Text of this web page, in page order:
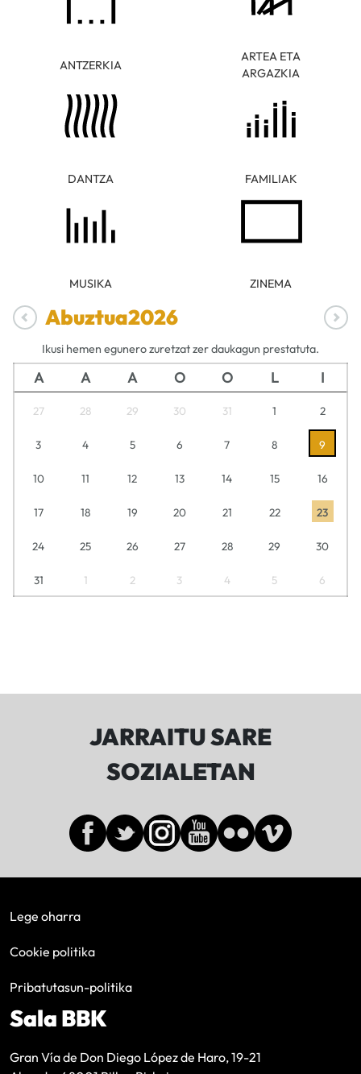
ANTZERKIA
ARTEA ETA
ARGAZKIA
DANTZA FAMILIAK
MUSIKA ZINEMA
Abuztua2026
Ikusi hemen egunero zuretzat zer daukagun prestatuta.
A A A O O L I
27 28 29 30 31 1 2
3 4 5 6 7 8 9
10 11 12 13 14 15 16
17 18 19 20 21 22 23
24 25 26 27 28 29 30
31 1 2 3 4 5 6
JARRAITU SARE
SOZIALETAN
Lege oharra
Cookie politika
Pribatutasun-politika
Sala BBK
Gran Vía de Don Diego López de Haro, 19-21